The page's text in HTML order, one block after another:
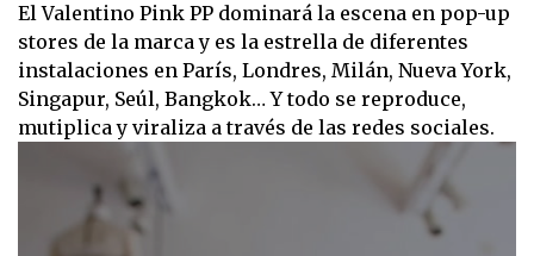
El Valentino Pink PP dominará la escena en pop-up
stores de la marca y es la estrella de diferentes
instalaciones en París, Londres, Milán, Nueva York,
Singapur, Seúl, Bangkok… Y todo se reproduce,
mutiplica y viraliza a través de las redes sociales.